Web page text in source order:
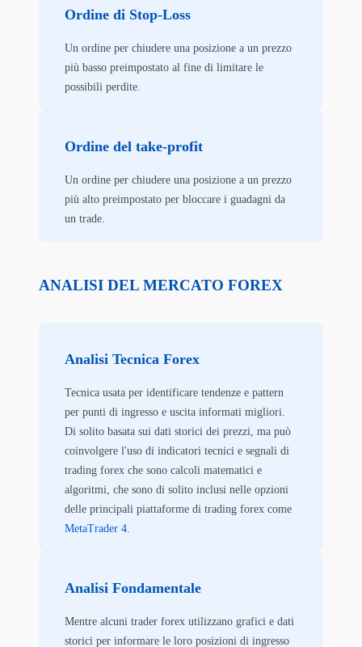
Ordine di Stop-Loss
Un ordine per chiudere una posizione a un prezzo
più basso preimpostato al fine di limitare le
possibili perdite.
Ordine del take-profit
Un ordine per chiudere una posizione a un prezzo
più alto preimpostato per bloccare i guadagni da
un trade.
ANALISI DEL MERCATO FOREX
Analisi Tecnica Forex
Tecnica usata per identificare tendenze e pattern
per punti di ingresso e uscita informati migliori.
Di solito basata sui dati storici dei prezzi, ma può
coinvolgere l'uso di indicatori tecnici e segnali di
trading forex che sono calcoli matematici e
algoritmi, che sono di solito inclusi nelle opzioni
delle principali piattaforme di trading forex come
MetaTrader 4.
Analisi Fondamentale
Mentre alcuni trader forex utilizzano grafici e dati
storici per informare le loro posizioni di ingresso